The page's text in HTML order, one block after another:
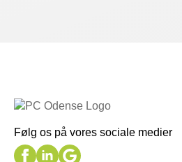
Følg os på vores sociale medier